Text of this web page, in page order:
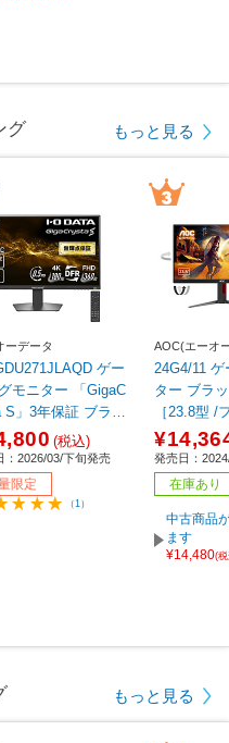
グ もっと見る
ーデータ
ゲー
モニター 「GigaC
」3年保証 ブラッ
型 /4K(3840×216
イド /360Hz］
】
(税込)
：2026/03/下旬発売
限定
（1）
AOC(エーオ
24G4/11
ター ブラック & レッド
［23.8型 /
1080) /ワ
発売日：
在庫あり
中古商品
ます
¥14,480(
もっと見る